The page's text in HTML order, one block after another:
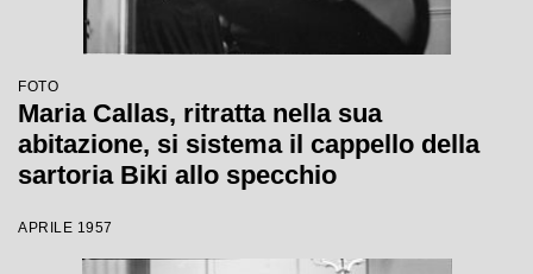
FOTO
Maria Callas, ritratta nella sua
abitazione, si sistema il cappello della
sartoria Biki allo specchio
APRILE 1957